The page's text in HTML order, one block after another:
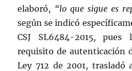
elaboró, “lo que sigue es
según se indicó
CSJ SL6484-2015,pues
requisito de autenticación
Ley 712 de 2001,